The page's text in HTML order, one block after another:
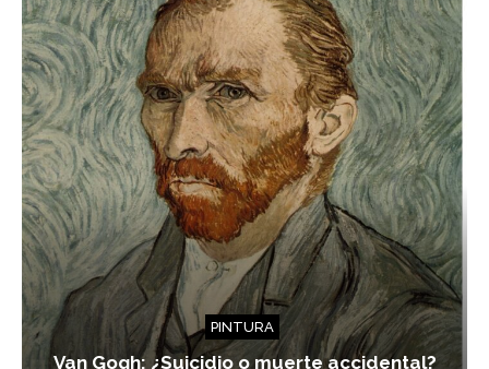
PINTURA
Van Gogh: ¿Suicidio o muerte accidental?